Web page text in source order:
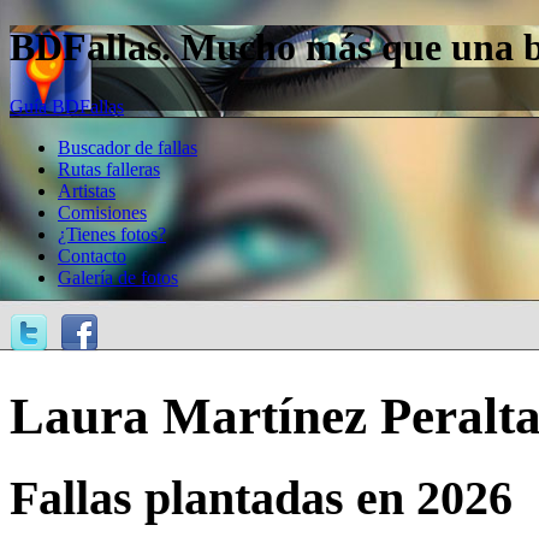
BDFallas. Mucho más que una
Guía BDFallas
Buscador de fallas
Rutas falleras
Artistas
Comisiones
¿Tienes fotos?
Contacto
Galería de fotos
Laura Martínez
Fallas plantadas en 2026